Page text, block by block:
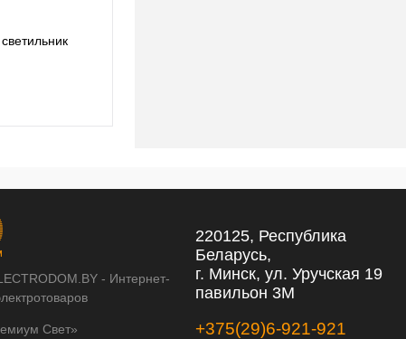
- Интернет-
Свет»
220125, Республика
Беларусь,
г. Минск, ул. Уручская 19
павильон 3М
+375(29)6-921-921